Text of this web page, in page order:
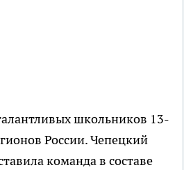
школьников 13-
России. Чепецкий
команда в составе